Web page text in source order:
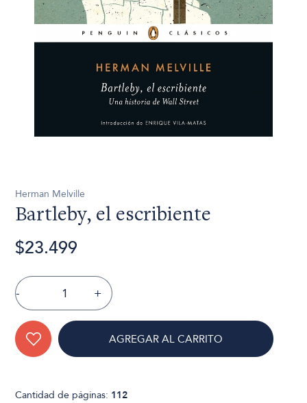
Herman Melville
Bartleby, el escribiente
$23.499
- +
AGREGAR AL CARRITO
Cantidad de páginas: 112